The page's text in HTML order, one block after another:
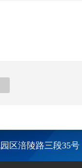
区涪陵路三段35号